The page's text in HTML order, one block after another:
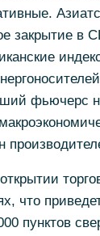
закрытие в
фьючерс
что
пунктов